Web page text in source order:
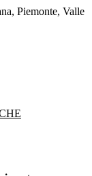
Piemonte, Valle